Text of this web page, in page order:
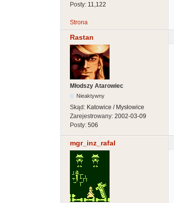
Posty: 11,122
Strona
Rastan
Młodszy Atarowiec
Nieaktywny
Skąd: Katowice / Mysłowice
Zarejestrowany: 2002-03-09
Posty: 506
mgr_inz_rafal